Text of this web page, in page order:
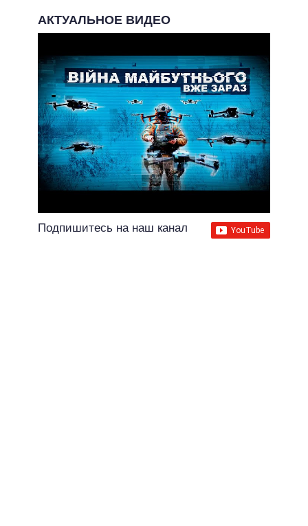
АКТУАЛЬНОЕ ВИДЕО
Подпишитесь на наш канал